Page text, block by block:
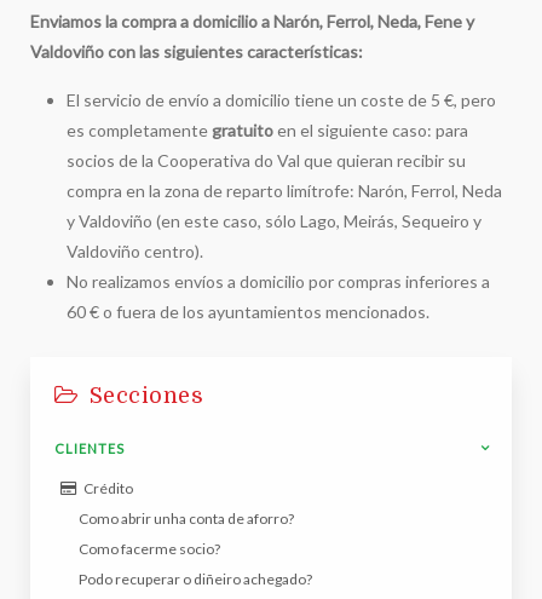
Enviamos la compra a domicilio a Narón, Ferrol, Neda, Fene y
Valdoviño con las siguientes características:
El servicio de envío a domicilio tiene un coste de 5 €, pero
es completamentegratuitoen el siguiente caso: para
socios de la Cooperativa do Val que quieran recibir su
compra en la zona de reparto limítrofe: Narón, Ferrol, Neda
y Valdoviño (en este caso, sólo Lago, Meirás, Sequeiro y
Valdoviño centro).
No realizamos envíos a domicilio por compras inferiores a
60 € o fuera de los ayuntamientos mencionados.
Secciones
CLIENTES
Crédito
Como abrir unha conta de aforro?
Como facerme socio?
Podo recuperar o diñeiro achegado?